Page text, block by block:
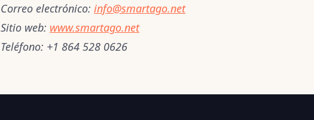
Correo electrónico: info@smartago.net
Sitio web: www.smartago.net
Teléfono: +1 864 528 0626